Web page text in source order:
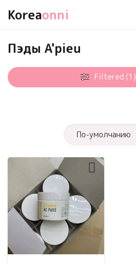
Koreaonni
Пэды A'pieu
Filtered (1)